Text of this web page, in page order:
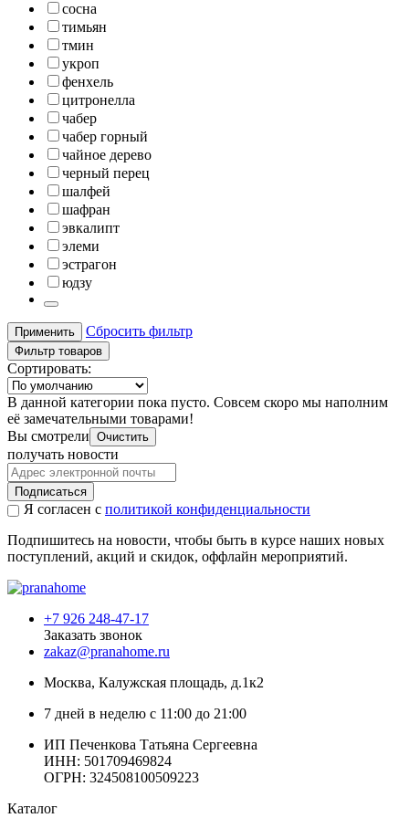
сосна
тимьян
тмин
укроп
фенхель
цитронелла
чабер
чабер горный
чайное дерево
черный перец
шалфей
шафран
эвкалипт
элеми
эстрагон
юдзу
Применить Сбросить фильтр
Фильтр товаров
Сортировать:
В данной категории пока пусто. Совсем скоро мы наполним
её замечательными товарами!
Вы смотрели Очистить
получать новости
Подписаться
Я согласен с политикой конфиденциальности
Подпишитесь на новости, чтобы быть в курсе наших новых
поступлений, акций и скидок, оффлайн мероприятий.
+7 926 248-47-17
Заказать звонок
zakaz@pranahome.ru
Москва, Калужская площадь, д.1к2
7 дней в неделю с 11:00 до 21:00
ИП Печенкова Татьяна Сергеевна
ИНН: 501709469824
ОГРН: 324508100509223
Каталог